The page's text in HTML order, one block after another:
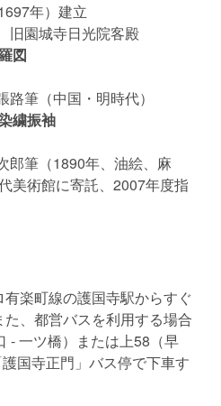
年）建立
旧園城寺日光院客殿
図
路筆（中国・明時代）
繍振袖
郎筆（1890年、油絵、麻
美術館に寄託、2007年度指
楽町線の護国寺駅からすぐ
、都営バスを利用する場合
- 一ツ橋）または上58（早
国寺正門」バス停で下車す